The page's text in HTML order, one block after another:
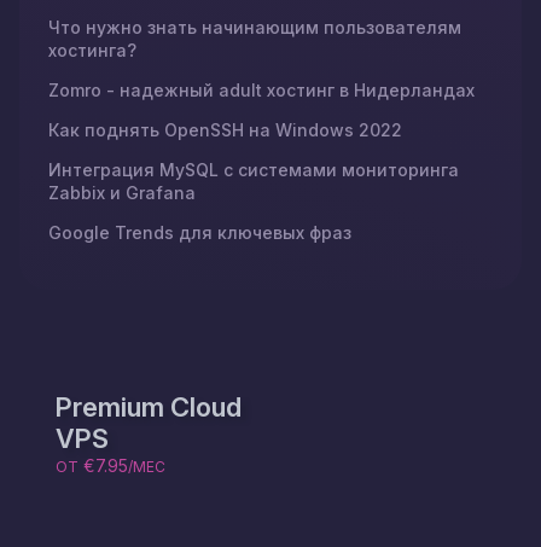
Что нужно знать начинающим пользователям
хостинга?
Zomro - надежный adult хостинг в Нидерландах
Как поднять OpenSSH на Windows 2022
Интеграция MySQL с системами мониторинга
Zabbix и Grafana
Google Trends для ключевых фраз
Premium Cloud
VPS
ОТ €7.95/МЕС